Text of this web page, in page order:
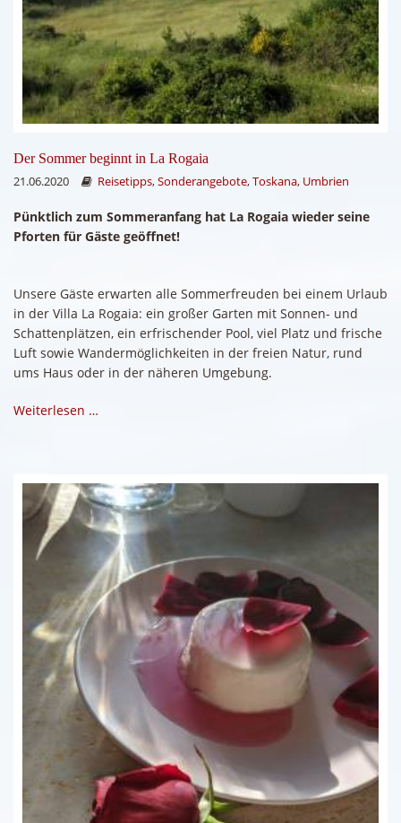
Der Sommer beginnt in La Rogaia
21.06.2020
Reisetipps,Sonderangebote,Toskana, Umbrien
Pünktlich zum Sommeranfang hat La Rogaia wieder seine
Pforten für Gäste geöffnet!
Unsere Gäste erwarten alle Sommerfreuden bei einem Urlaub
in der Villa La Rogaia: ein großer Garten mit Sonnen- und
Schattenplätzen, ein erfrischender Pool, viel Platz und frische
Luft sowie Wandermöglichkeiten in der freien Natur, rund
ums Haus oder in der näheren Umgebung.
Weiterlesen …